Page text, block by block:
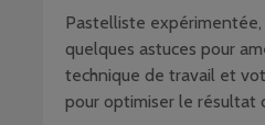
Pastelliste
quelques astuces pour
technique de travail et
pour optimiser le résultat